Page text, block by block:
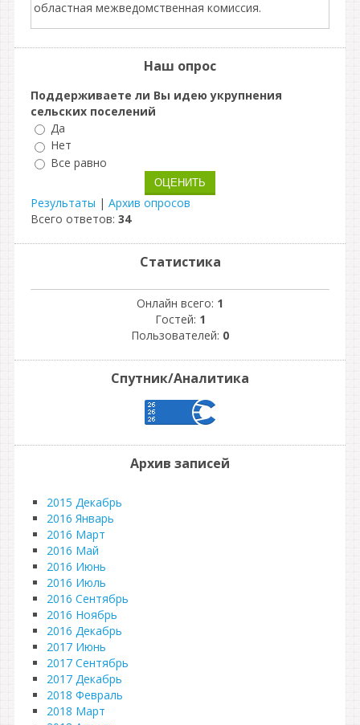
областная межведомственная комиссия.
Наш опрос
Поддерживаете ли Вы идею укрупнения
сельских поселений
Да
Нет
Все равно
Результаты | Архив опросов
Всего ответов: 34
Статистика
Онлайн всего: 1
Гостей: 1
Пользователей: 0
Спутник/Аналитика
Архив записей
2015 Декабрь
2016 Январь
2016 Март
2016 Май
2016 Июнь
2016 Июль
2016 Сентябрь
2016 Ноябрь
2016 Декабрь
2017 Июнь
2017 Сентябрь
2017 Декабрь
2018 Февраль
2018 Март